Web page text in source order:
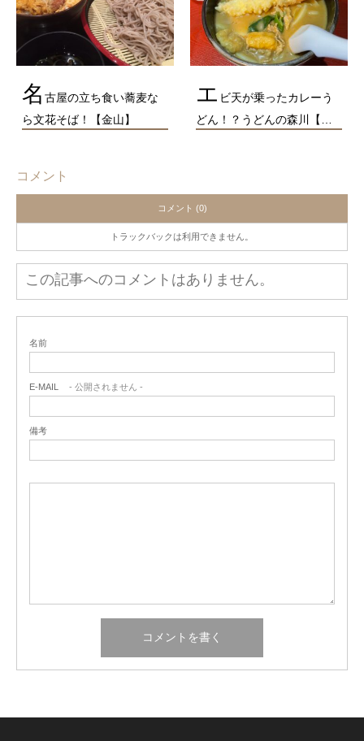
名 古屋の立ち食い蕎麦な
ら文花そば！【金山】
エ ビ天が乗ったカレーう
どん！？うどんの森川【…
コメント
コメント (0)
トラックバックは利用できません。
この記事へのコメントはありません。
名前
E-MAIL - 公開されません -
備考